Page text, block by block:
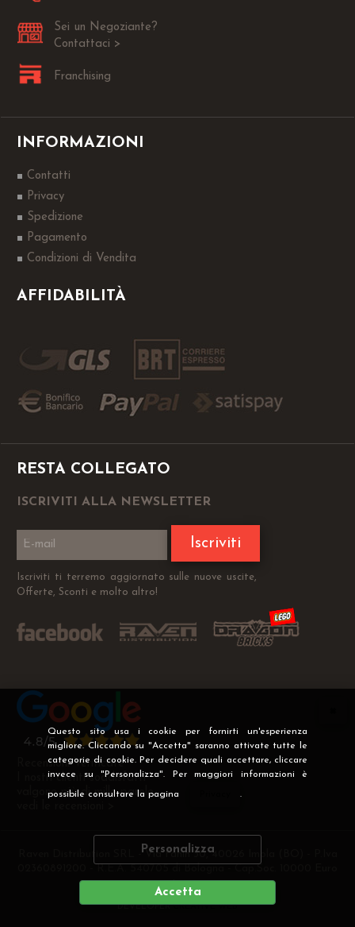
Questo sito usa i cookie per fornirti un'esperienza
migliore. Cliccando su "Accetta" saranno attivate tutte le
categorie di cookie. Per decidere quali accettare, cliccare
invece su "Personalizza". Per maggiori informazioni è
possibile consultare la pagina .
Personalizza
Accetta
Sei un Negoziante?
Contattaci >
Franchising
INFORMAZIONI
Contatti
Privacy
Spedizione
Pagamento
Condizioni di Vendita
AFFIDABILITÀ
RESTA COLLEGATO
ISCRIVITI ALLA NEWSLETTER
Iscriviti
Iscriviti ti terremo aggiornato sulle nuove uscite,
Offerte, Sconti e molto altro!
Recensioni Verificate
I nostri clienti soddisfatti
valgono più di mille parole
Raven Distribution SRL - Via Fanin 30, 40026 Imola (BO) - P.Iva
i.v
DEVELOPERCREATIVE WEB